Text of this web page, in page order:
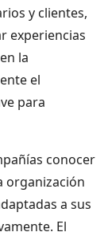
y clientes,
experiencias
la
el
para
conocer
organización
a sus
El